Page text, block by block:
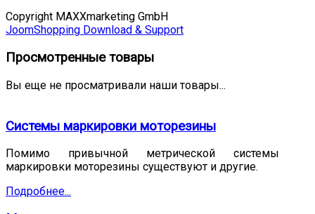
Copyright MAXXmarketing GmbH
JoomShopping Download & Support
Просмотренные товары
Вы еще не просматривали наши товары...
Системы маркировки моторезины
Помимо привычной метрической системы
маркировки моторезины существуют и другие.
Подробнее...